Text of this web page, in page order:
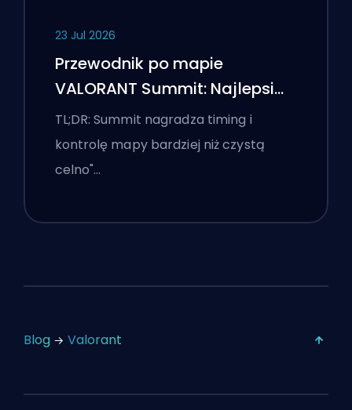
23 Jul 2026
Przewodnik po mapie
VALORANT Summit: Najlepsi
agenci, wezwania i smoki
TL;DR: Summit nagradza timing i
kontrolę mapy bardziej niż czystą
celno"…
Blog Valorant